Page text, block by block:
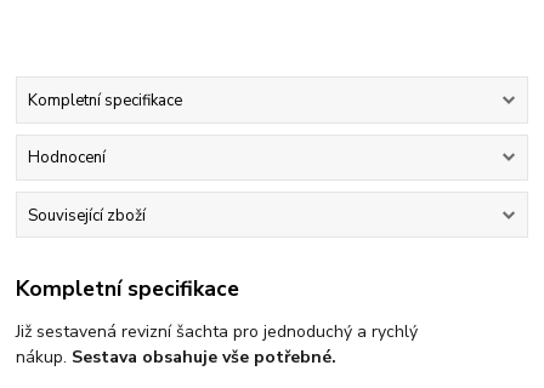
Kompletní specifikace
Hodnocení
Související zboží
Kompletní specifikace
Již sestavená revizní šachta pro jednoduchý a rychlý
nákup. Sestava obsahuje vše potřebné.